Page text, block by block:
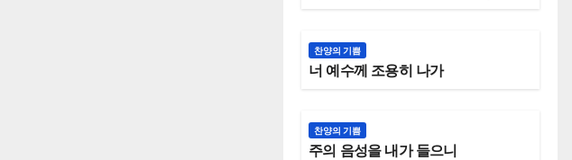
찬양의 기쁨
너 예수께 조용히 나가
찬양의 기쁨
주의 음성을 내가 들으니